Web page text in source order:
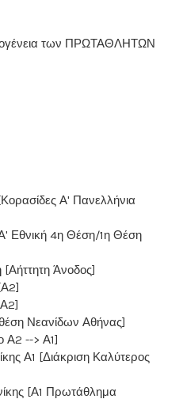
των ΠΡΩΤΑΘΛΗΤΩΝ
Α' Πανελλήνια
Εθνική 4η Θέση/1η Θέση
Άνοδος]
Νεανίδων Αθήνας]
--> Α1]
Α1 [Διάκριση Καλύτερος
[Α1 Πρωτάθλημα